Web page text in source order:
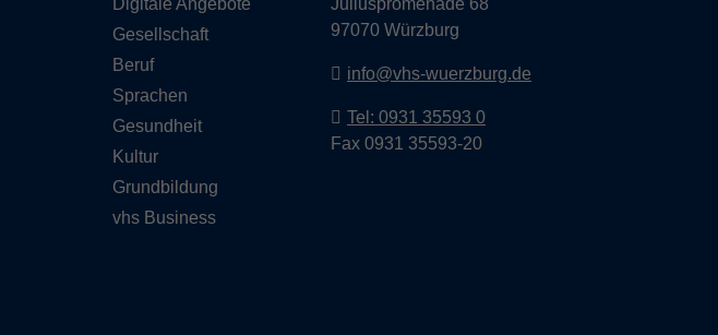
Digitale Angebote
Gesellschaft
Beruf
Sprachen
Gesundheit
Kultur
Grundbildung
vhs Business
Juliuspromenade 68
97070 Würzburg
info@vhs-wuerzburg.de
Tel: 0931 35593 0
Fax 0931 35593-20